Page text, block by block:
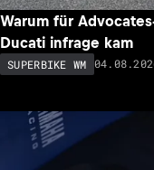
Warum für
Ducati infrage kam
SUPERBIKE WM